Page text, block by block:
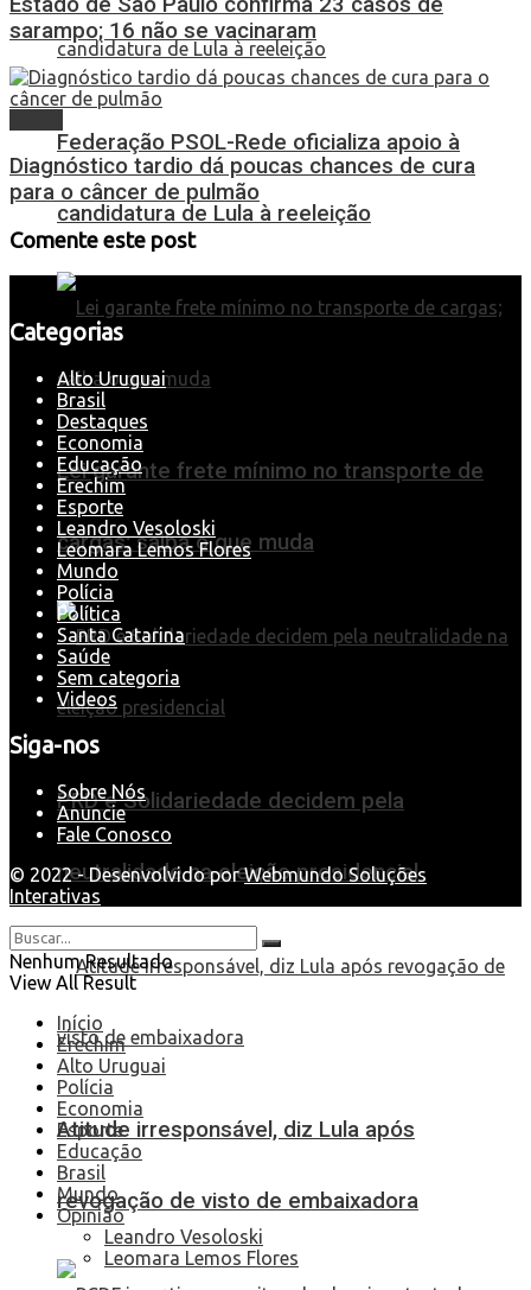
Federação PSOL-Rede oficializa apoio à
candidatura de Lula à reeleição
Lei garante frete mínimo no transporte de
cargas; saiba o que muda
PRD e Solidariedade decidem pela
neutralidade na eleição presidencial
Atitude irresponsável, diz Lula após
revogação de visto de embaixadora
sarampo; 16 não se vacinaram
Diagnóstico tardio dá poucas chances de cura
para o câncer de pulmão
Comente este post
Categorias
Alto Uruguai
Brasil
Destaques
Economia
Educação
Erechim
Esporte
Leandro Vesoloski
Leomara Lemos Flores
Mundo
Polícia
Política
Santa Catarina
Saúde
Sem categoria
Videos
Siga-nos
Sobre Nós
Anuncie
Fale Conosco
© 2022 - Desenvolvido porWebmundo Soluções
Interativas
Nenhum Resultado
View All Result
Início
Erechim
Alto Uruguai
Polícia
Economia
Esporte
Educação
Brasil
Mundo
Opinião
Leandro Vesoloski
Leomara Lemos Flores